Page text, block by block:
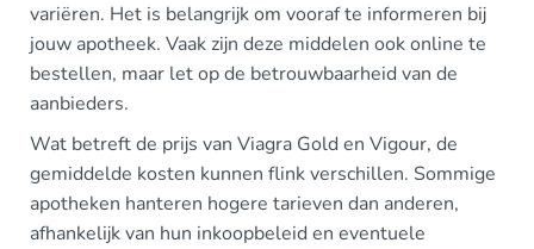
variëren. Het is belangrijk om vooraf te informeren bij
jouw apotheek. Vaak zijn deze middelen ook online te
bestellen, maar let op de betrouwbaarheid van de
aanbieders.
Wat betreft de prijs van Viagra Gold en Vigour, de
gemiddelde kosten kunnen flink verschillen. Sommige
apotheken hanteren hogere tarieven dan anderen,
afhankelijk van hun inkoopbeleid en eventuele